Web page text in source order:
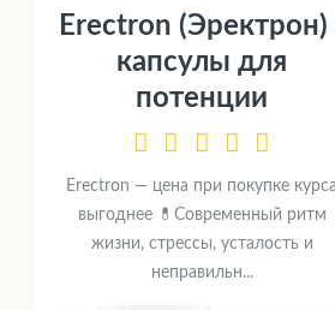
Erectron (Эректрон)
капсулы для
потенции
Erectron — цена при покупке курса
выгоднее 💊Современный ритм
жизни, стрессы, усталость и
неправильн...